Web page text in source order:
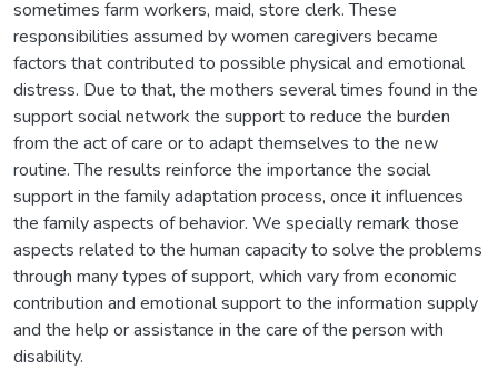
sometimes farm workers, maid, store clerk. These
responsibilities assumed by women caregivers became
factors that contributed to possible physical and emotional
distress. Due to that, the mothers several times found in the
support social network the support to reduce the burden
from the act of care or to adapt themselves to the new
routine. The results reinforce the importance the social
support in the family adaptation process, once it influences
the family aspects of behavior. We specially remark those
aspects related to the human capacity to solve the problems
through many types of support, which vary from economic
contribution and emotional support to the information supply
and the help or assistance in the care of the person with
disability.